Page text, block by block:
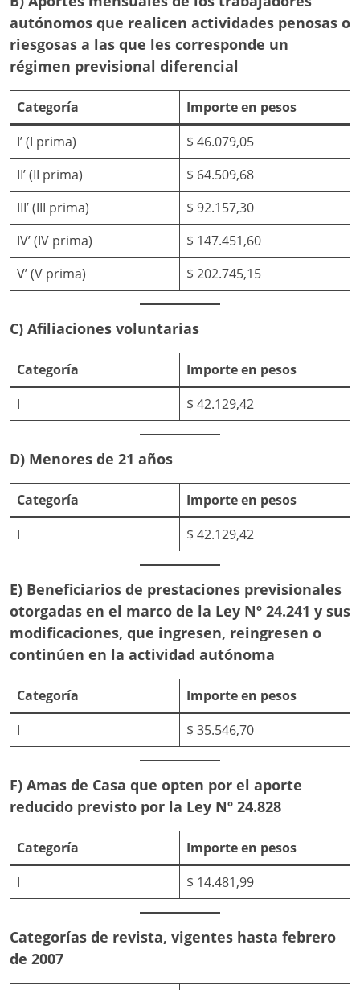
autónomos que realicen actividades penosas o
riesgosas a las que les corresponde un
régimen previsional diferencial
Categoría
Importe en pesos
I’ (I prima)
$ 46.079,05
II’ (II prima)
$ 64.509,68
III’ (III prima)
$ 92.157,30
IV’ (IV prima)
$ 147.451,60
V’ (V prima)
$ 202.745,15
C) Afiliaciones voluntarias
Categoría
Importe en pesos
I
$ 42.129,42
D) Menores de 21 años
Categoría
Importe en pesos
I
$ 42.129,42
E) Beneficiarios de prestaciones previsionales
otorgadas en el marco de la Ley Nº 24.241 y sus
modificaciones, que ingresen, reingresen o
continúen en la actividad autónoma
Categoría
Importe en pesos
I
$ 35.546,70
F) Amas de Casa que opten por el aporte
reducido previsto por la Ley Nº 24.828
Categoría
Importe en pesos
I
$ 14.481,99
Categorías de revista, vigentes hasta febrero
de 2007